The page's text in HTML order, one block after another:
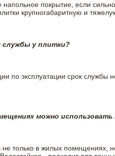
покрытие, если
крупногабаритную и
службы у плитки?
по эксплуатации срок
можно
только в жилых помещениях,